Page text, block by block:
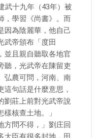
武十九年（43年）被
，學習《尚書》。而
因為陰麗華，他自己
武帝頒布「度田
並且親自聽取各地官
聽，光武帝在陳留吏
弘農可問，河南、南
句話是什麼意思，
劉莊上前對光武帝說
核查土地。」
方問不得，」劉庄回